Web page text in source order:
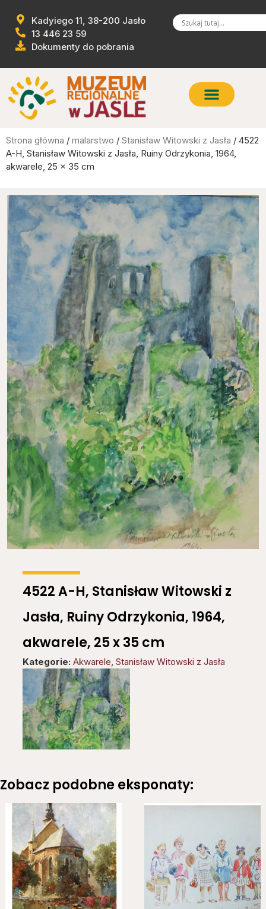
Kadyiego 11, 38-200 Jasło
13 446 23 59
Dokumenty do pobrania
Strona główna / malarstwo / Stanisław Witowski z Jasła / 4522
A-H, Stanisław Witowski z Jasła, Ruiny Odrzykonia, 1964,
akwarele, 25 x 35 cm
4522 A-H, Stanisław Witowski z
Jasła, Ruiny Odrzykonia, 1964,
akwarele, 25 x 35 cm
Kategorie: Akwarele, Stanisław Witowski z Jasła
Zobacz podobne eksponaty: